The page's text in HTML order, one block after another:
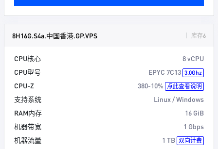
8H16G.S4a.中国香港.GP.VPS 库存6
CPU核心
8 vCPU
CPU型号
EPYC 7C13 3.0Ghz
CPU-Z 380-10% 点此查看说明
支持系统
Linux / Windows
RAM内存
16 GiB
机器带宽
1 Gbps
机器流量
1 TB 双向计费